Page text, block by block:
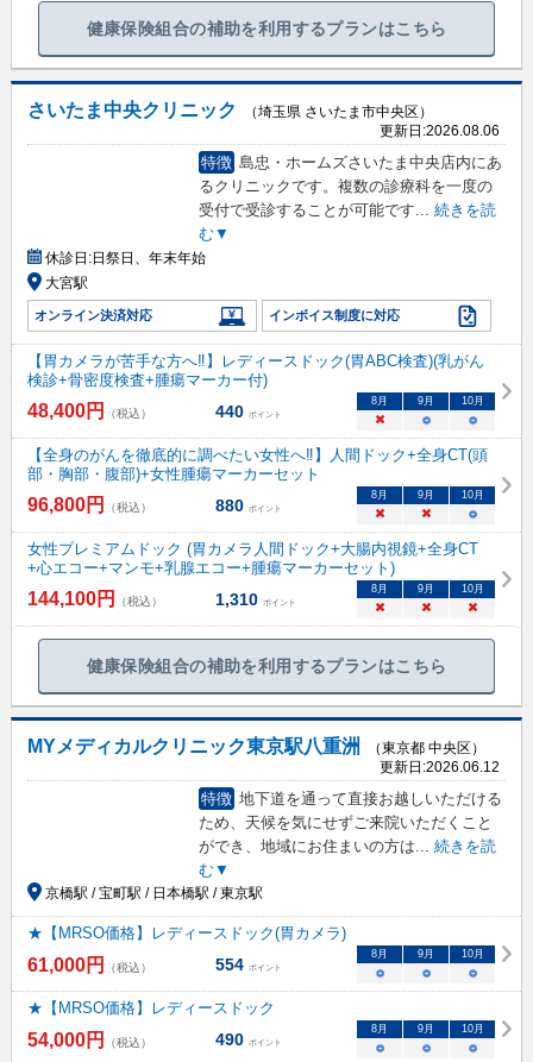
健康保険組合の補助を利用するプランはこちら
さいたま中央クリニック
（埼玉県 さいたま市中央区）
更新日:2026.08.06
特徴 島忠・ホームズさいたま中央店内にあ
るクリニックです。複数の診療科を一度の
受付で受診することが可能です
続きを読
む▼
休診日:日祭日、年末年始
大宮駅
オンライン決済対応 インボイス制度に対応
【胃カメラが苦手な方へ‼】レディースドック(胃ABC検査)(乳がん
検診+骨密度検査+腫瘍マーカー付)
48,400円 （税込） 440 ポイント
8 月 9 月 10月
× ○ ○
【全身のがんを徹底的に調べたい女性へ‼】人間ドック+全身CT(頭
部・胸部・腹部)+女性腫瘍マーカーセット
96,800円 （税込） 880 ポイント
8 月 9 月 10月
× × ○
女性プレミアムドック (胃カメラ人間ドック+大腸内視鏡+全身CT
+心エコー+マンモ+乳腺エコー+腫瘍マーカーセット)
144,100円 （税込） 1,310 ポイント
8 月 9 月 10月
× × ×
健康保険組合の補助を利用するプランはこちら
MYメディカルクリニック東京駅八重洲
（東京都 中央区）
更新日:2026.06.12
特徴 地下道を通って直接お越しいただける
ため、天候を気にせずご来院いただくこと
ができ、地域にお住まいの方は... 続きを読
む▼
京橋駅 / 宝町駅 / 日本橋駅 / 東京駅
★【MRSO価格】レディースドック(胃カメラ)
61,000円 （税込） 554 ポイント
8月 9月 10月
○ ○ ○
★【MRSO価格】レディースドック
54,000円 （税込） 490 ポイント
8月 9月 10月
○ ○ ○